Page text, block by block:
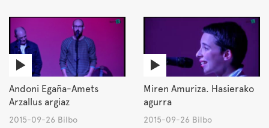
Andoni Egaña-Amets
Arzallus argiaz
2015-09-26 Bilbo
Miren Amuriza. Hasierako
agurra
2015-09-26 Bilbo